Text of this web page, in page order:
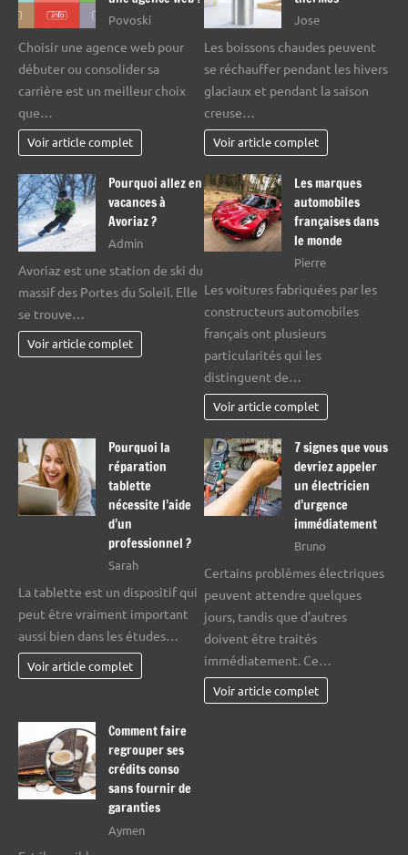
Povoski
Choisir une agence web pour
débuter ou consolider sa
carrière est un meilleur choix
que…
Voir article complet
Jose
Les boissons chaudes peuvent
se réchauffer pendant les hivers
glaciaux et pendant la saison
creuse…
Voir article complet
Pourquoi allez en
vacances à
Avoriaz ?
Admin
Avoriaz est une station de ski du
massif des Portes du Soleil. Elle
se trouve…
Voir article complet
Les marques
automobiles
françaises dans
le monde
Pierre
Les voitures fabriquées par les
constructeurs automobiles
français ont plusieurs
particularités qui les
distinguent de…
Voir article complet
Pourquoi la
réparation
tablette
nécessite l’aide
d’un
professionnel ?
Sarah
La tablette est un dispositif qui
peut être vraiment important
aussi bien dans les études…
Voir article complet
7 signes que vous
devriez appeler
un électricien
d’urgence
immédiatement
Bruno
Certains problèmes électriques
peuvent attendre quelques
jours, tandis que d’autres
doivent être traités
immédiatement. Ce…
Voir article complet
Comment faire
regrouper ses
crédits conso
sans fournir de
garanties
Aymen